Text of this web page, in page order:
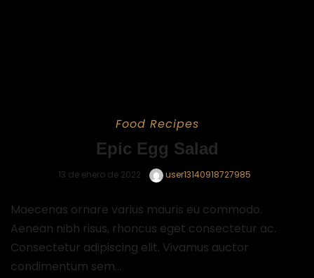
Food Recipes
Epic Egg Salad
13 de enero de 2022 user13140918727985
Maecenas ornare varius mauris eu commodo.
Aenean nibh risus, rhoncus eget consectetur ac.
Consectetur adipiscing elit. Vivamus auctor
condimentum sem...